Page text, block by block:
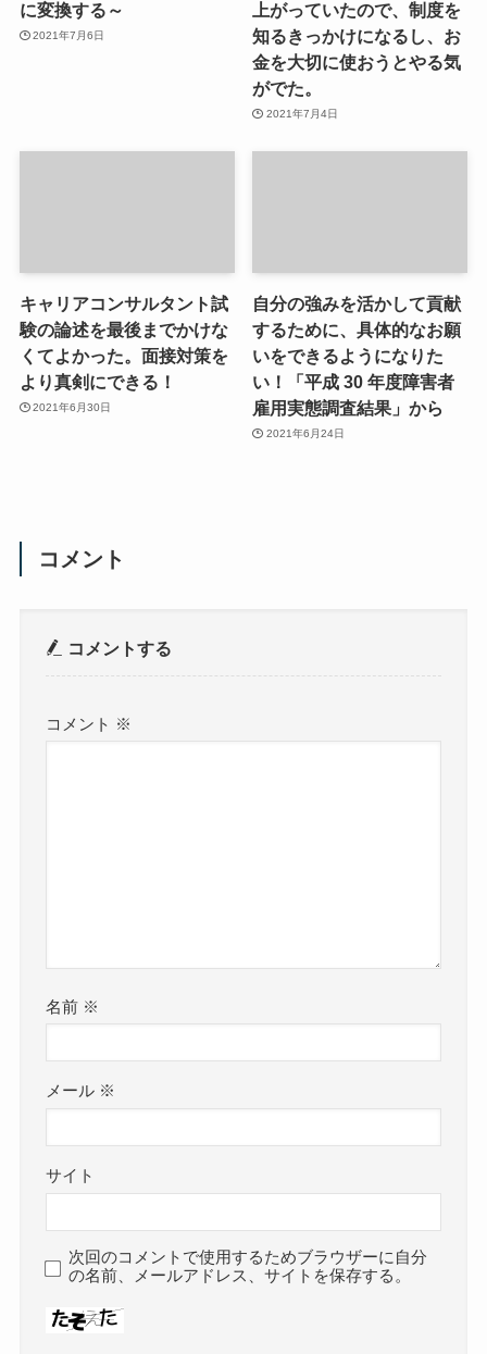
に変換する～
2021年7月6日
上がっていたので、制度を
知るきっかけになるし、お
金を大切に使おうとやる気
がでた。
2021年7月4日
キャリアコンサルタント試
験の論述を最後までかけな
くてよかった。面接対策を
より真剣にできる！
2021年6月30日
自分の強みを活かして貢献
するために、具体的なお願
いをできるようになりた
い！「平成 30 年度障害者
雇用実態調査結果」から
2021年6月24日
コメント
コメントする
コメント ※
名前 ※
メール ※
サイト
次回のコメントで使用するためブラウザーに自分
の名前、メールアドレス、サイトを保存する。